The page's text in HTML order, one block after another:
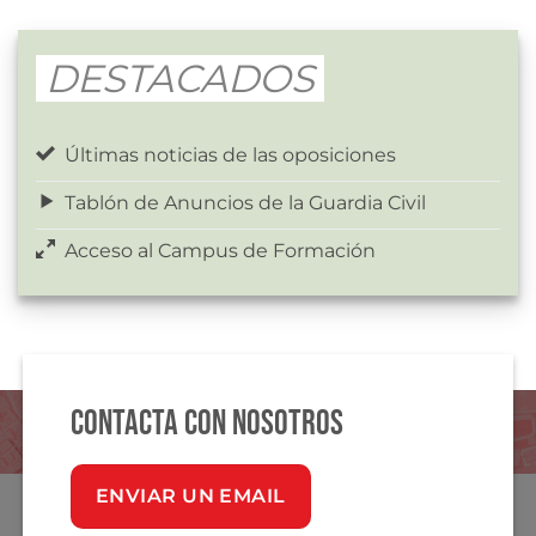
DESTACADOS
Últimas noticias de las oposiciones
Tablón de Anuncios de la Guardia Civil
Acceso al Campus de Formación
Contacta con nosotros
ENVIAR UN EMAIL